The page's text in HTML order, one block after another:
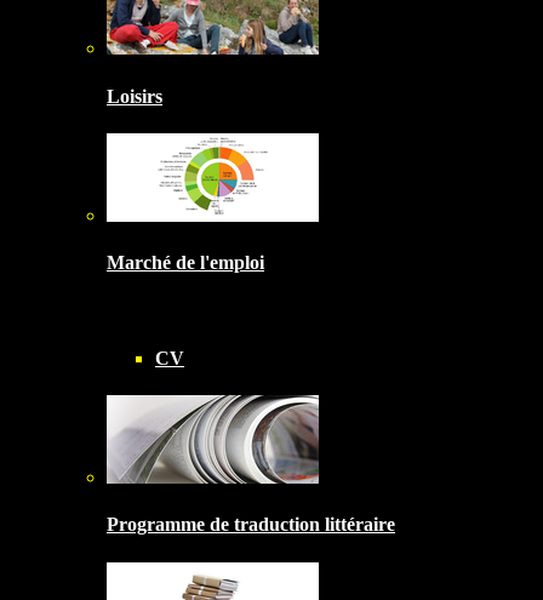
Loisirs
Marché de l'emploi
CV
Programme de traduction littéraire